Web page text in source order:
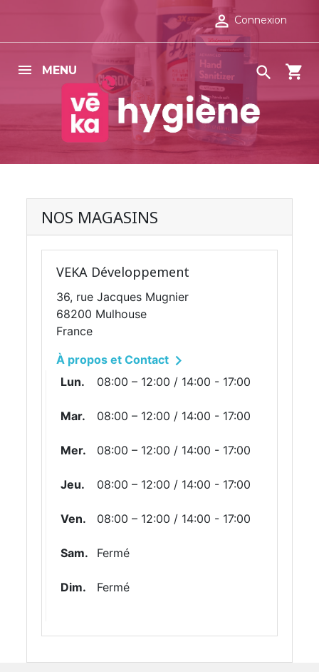
 Connexion
MENU  shopping_cart
NOS MAGASINS
VEKA Développement
36, rue Jacques Mugnier
68200 Mulhouse
France
À propos et Contact 
Lun. 08:00 – 12:00 / 14:00 - 17:00
Mar. 08:00 – 12:00 / 14:00 - 17:00
Mer. 08:00 – 12:00 / 14:00 - 17:00
Jeu. 08:00 – 12:00 / 14:00 - 17:00
Ven. 08:00 – 12:00 / 14:00 - 17:00
Sam. Fermé
Dim. Fermé